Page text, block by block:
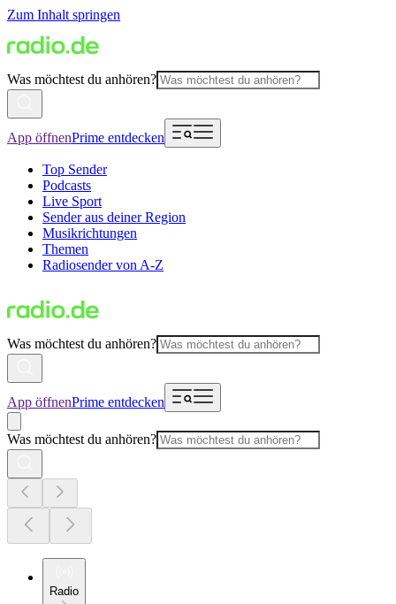
Zum Inhalt springen
Was möchtest du anhören?
App öffnenPrime entdecken
Top Sender
Podcasts
Live Sport
Sender aus deiner Region
Musikrichtungen
Themen
Radiosender von A-Z
Was möchtest du anhören?
App öffnenPrime entdecken
Was möchtest du anhören?
Radio